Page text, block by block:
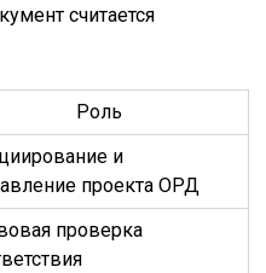
считается
Роль
и
проекта ОРД
проверка